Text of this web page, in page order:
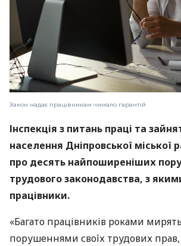
Закон надає працівникам чимало гарантій
Інспекція з питань праці та
населення Дніпровської міської
про десять найпоширеніших
трудового законодавства, з
працівники.
«Багато працівників роками
порушеннями своїх трудових прав,